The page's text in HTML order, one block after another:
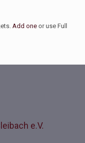
Add one or use Full
e.V.